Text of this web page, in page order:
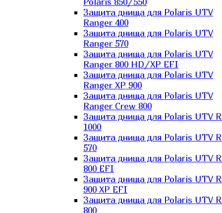
Защита днища для Polaris UTV
Ranger 400
Защита днища для Polaris UTV
Ranger 570
Защита днища для Polaris UTV
Ranger 800 HD/XP EFI
Защита днища для Polaris UTV
Ranger XP 900
Защита днища для Polaris UTV
Ranger Сrew 800
Защита днища для Polaris UTV
1000
Защита днища для Polaris UTV
570
Защита днища для Polaris UTV
800 EFI
Защита днища для Polaris UTV
900 XP EFI
Защита днища для Polaris UTV
800